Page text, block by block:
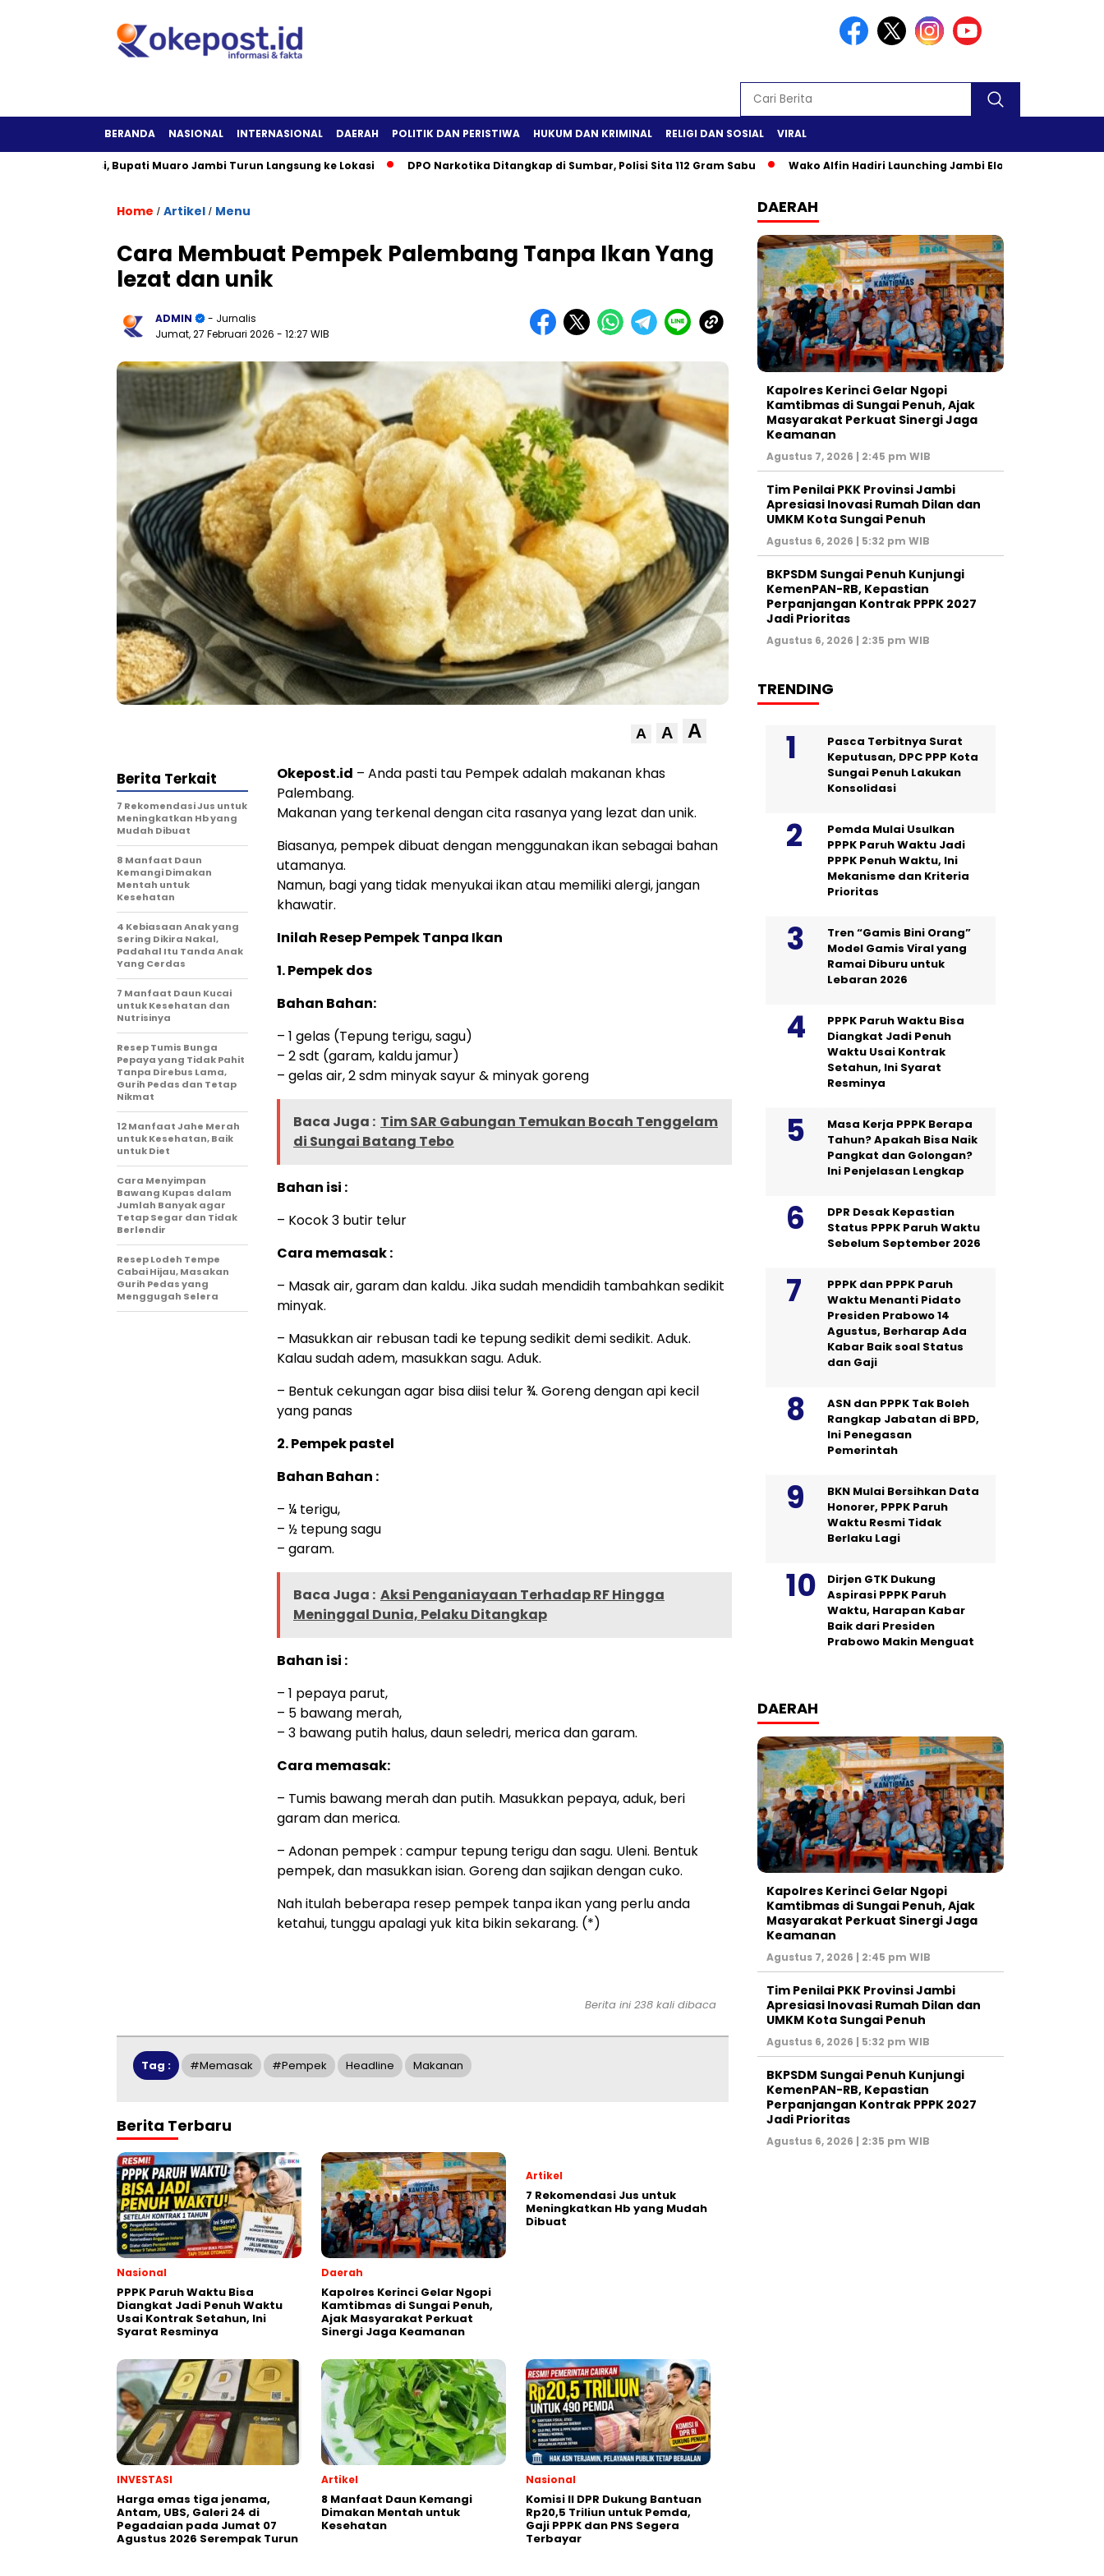
BERANDA NASIONAL INTERNASIONAL DAERAH POLITIK DAN PERISTIWA HUKUM DAN KRIMINAL RELIGI DAN SOSIAL VIRAL
Berfungsi, Bupati Muaro Jambi Turun Langsung ke Lokasi DPO Narkotika Ditangkap di Sumbar, Polisi Sita 112 Gram Sabu Wako Alfin Hadiri Launching Jambi Elok Nian & Jambi Mantap
Home / Artikel / Menu
Cara Membuat Pempek Palembang Tanpa Ikan Yang
lezat dan unik
ADMIN
- Jurnalis
Jumat, 27 Februari 2026 - 12:27 WIB
A A A
Okepost.id – Anda pasti tau Pempek adalah makanan khas
Palembang.
Makanan yang terkenal dengan cita rasanya yang lezat dan unik.
Biasanya, pempek dibuat dengan menggunakan ikan sebagai bahan
utamanya.
Namun, bagi yang tidak menyukai ikan atau memiliki alergi, jangan
khawatir.
Inilah Resep Pempek Tanpa Ikan
1. Pempek dos
Bahan Bahan:
– 1 gelas (Tepung terigu, sagu)
– 2 sdt (garam, kaldu jamur)
– gelas air, 2 sdm minyak sayur & minyak goreng
Baca Juga : Tim SAR Gabungan Temukan Bocah Tenggelam
di Sungai Batang Tebo
Bahan isi :
– Kocok 3 butir telur
Cara memasak :
– Masak air, garam dan kaldu. Jika sudah mendidih tambahkan sedikit
minyak.
– Masukkan air rebusan tadi ke tepung sedikit demi sedikit. Aduk.
Kalau sudah adem, masukkan sagu. Aduk.
– Bentuk cekungan agar bisa diisi telur ¾. Goreng dengan api kecil
yang panas
2. Pempek pastel
Bahan Bahan :
– ¼ terigu,
– ½ tepung sagu
– garam.
Baca Juga : Aksi Penganiayaan Terhadap RF Hingga
Meninggal Dunia, Pelaku Ditangkap
Bahan isi :
– 1 pepaya parut,
– 5 bawang merah,
– 3 bawang putih halus, daun seledri, merica dan garam.
Cara memasak:
– Tumis bawang merah dan putih. Masukkan pepaya, aduk, beri
garam dan merica.
– Adonan pempek : campur tepung terigu dan sagu. Uleni. Bentuk
pempek, dan masukkan isian. Goreng dan sajikan dengan cuko.
Nah itulah beberapa resep pempek tanpa ikan yang perlu anda
ketahui, tunggu apalagi yuk kita bikin sekarang. (*)
Berita Terkait
7 Rekomendasi Jus untuk
Meningkatkan Hb yang
Mudah Dibuat
8 Manfaat Daun
Kemangi Dimakan
Mentah untuk
Kesehatan
4 Kebiasaan Anak yang
Sering Dikira Nakal,
Padahal Itu Tanda Anak
Yang Cerdas
7 Manfaat Daun Kucai
untuk Kesehatan dan
Nutrisinya
Resep Tumis Bunga
Pepaya yang Tidak Pahit
Tanpa Direbus Lama,
Gurih Pedas dan Tetap
Nikmat
12 Manfaat Jahe Merah
untuk Kesehatan, Baik
untuk Diet
Cara Menyimpan
Bawang Kupas dalam
Jumlah Banyak agar
Tetap Segar dan Tidak
Berlendir
Resep Lodeh Tempe
Cabai Hijau, Masakan
Gurih Pedas yang
Menggugah Selera
Berita ini 238 kali dibaca
Tag : #memasak #Pempek Headline Makanan
Berita Terbaru
Nasional
PPPK Paruh Waktu Bisa
Diangkat Jadi Penuh Waktu
Usai Kontrak Setahun, Ini
Syarat Resminya
Daerah
Kapolres Kerinci Gelar Ngopi
Kamtibmas di Sungai Penuh,
Ajak Masyarakat Perkuat
Sinergi Jaga Keamanan
Artikel
7 Rekomendasi Jus untuk
Meningkatkan Hb yang Mudah
Dibuat
INVESTASI
Harga emas tiga jenama,
Antam, UBS, Galeri 24 di
Pegadaian pada Jumat 07
Agustus 2026 Serempak Turun
Artikel
8 Manfaat Daun Kemangi
Dimakan Mentah untuk
Kesehatan
Nasional
Komisi II DPR Dukung Bantuan
Rp20,5 Triliun untuk Pemda,
Gaji PPPK dan PNS Segera
Terbayar
DAERAH
Kapolres Kerinci Gelar Ngopi
Kamtibmas di Sungai Penuh, Ajak
Masyarakat Perkuat Sinergi Jaga
Keamanan
Agustus 7, 2026 | 2:45 pm WIB
Tim Penilai PKK Provinsi Jambi
Apresiasi Inovasi Rumah Dilan dan
UMKM Kota Sungai Penuh
Agustus 6, 2026 | 5:32 pm WIB
BKPSDM Sungai Penuh Kunjungi
KemenPAN-RB, Kepastian
Perpanjangan Kontrak PPPK 2027
Jadi Prioritas
Agustus 6, 2026 | 2:35 pm WIB
TRENDING
Pasca Terbitnya Surat
Keputusan, DPC PPP Kota
Sungai Penuh Lakukan
Konsolidasi
Pemda Mulai Usulkan
PPPK Paruh Waktu Jadi
PPPK Penuh Waktu, Ini
Mekanisme dan Kriteria
Prioritas
Tren “Gamis Bini Orang”
Model Gamis Viral yang
Ramai Diburu untuk
Lebaran 2026
PPPK Paruh Waktu Bisa
Diangkat Jadi Penuh
Waktu Usai Kontrak
Setahun, Ini Syarat
Resminya
Masa Kerja PPPK Berapa
Tahun? Apakah Bisa Naik
Pangkat dan Golongan?
Ini Penjelasan Lengkap
DPR Desak Kepastian
Status PPPK Paruh Waktu
Sebelum September 2026
PPPK dan PPPK Paruh
Waktu Menanti Pidato
Presiden Prabowo 14
Agustus, Berharap Ada
Kabar Baik soal Status
dan Gaji
ASN dan PPPK Tak Boleh
Rangkap Jabatan di BPD,
Ini Penegasan
Pemerintah
BKN Mulai Bersihkan Data
Honorer, PPPK Paruh
Waktu Resmi Tidak
Berlaku Lagi
Dirjen GTK Dukung
Aspirasi PPPK Paruh
Waktu, Harapan Kabar
Baik dari Presiden
Prabowo Makin Menguat
DAERAH
Kapolres Kerinci Gelar Ngopi
Kamtibmas di Sungai Penuh, Ajak
Masyarakat Perkuat Sinergi Jaga
Keamanan
Agustus 7, 2026 | 2:45 pm WIB
Tim Penilai PKK Provinsi Jambi
Apresiasi Inovasi Rumah Dilan dan
UMKM Kota Sungai Penuh
Agustus 6, 2026 | 5:32 pm WIB
BKPSDM Sungai Penuh Kunjungi
KemenPAN-RB, Kepastian
Perpanjangan Kontrak PPPK 2027
Jadi Prioritas
Agustus 6, 2026 | 2:35 pm WIB